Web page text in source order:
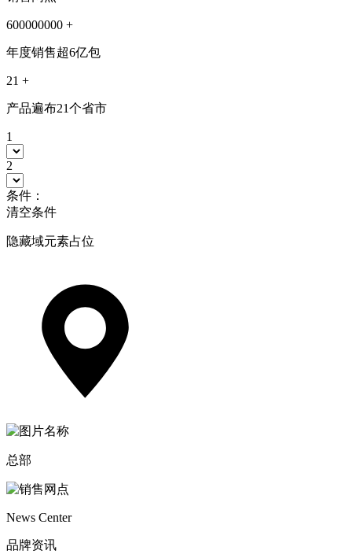
600000000 +
年度销售超6亿包
21 +
产品遍布21个省市
1
2
条件：
清空条件
隐藏域元素占位
总部
News Center
品牌资讯